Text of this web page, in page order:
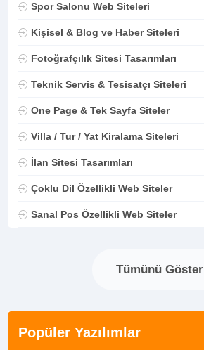
Spor Salonu Web Siteleri
Kişisel & Blog ve Haber Siteleri
Fotoğrafçılık Sitesi Tasarımları
Teknik Servis & Tesisatçı Siteleri
One Page & Tek Sayfa Siteler
Villa / Tur / Yat Kiralama Siteleri
İlan Sitesi Tasarımları
Çoklu Dil Özellikli Web Siteler
Sanal Pos Özellikli Web Siteler
Tümünü Göster
Popüler Yazılımlar